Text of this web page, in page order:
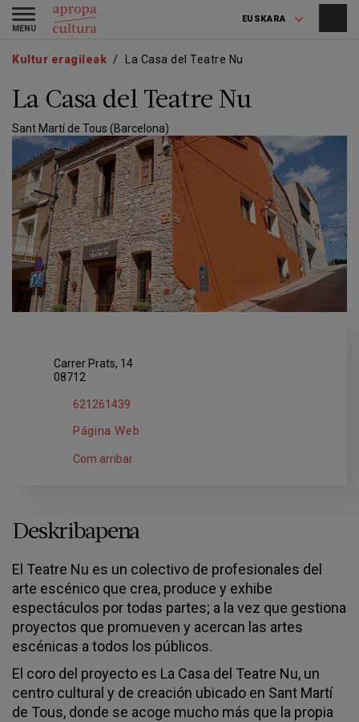
Skip
main
Skip
main
EUSKARA
Toggle
navigation
Kultur eragileak La Casa del Teatre Nu
La Casa del Teatre Nu
Sant Martí de Tous (Barcelona)
Carrer Prats, 14
08712
621261439
Página Web
Com arribar
Deskribapena
El Teatre Nu es un colectivo de profesionales del
arte escénico que crea, produce y exhibe
espectáculos por todas partes; a la vez que gestiona
proyectos que promueven y acercan las artes
escénicas a todos los públicos.
El coro del proyecto es La Casa del Teatre Nu, un
centro cultural y de creación ubicado en Sant Martí
de Tous, donde se acoge mucho más que la propia